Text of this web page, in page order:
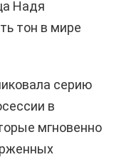
Надя
тон в мире
серию
в
мгновенно